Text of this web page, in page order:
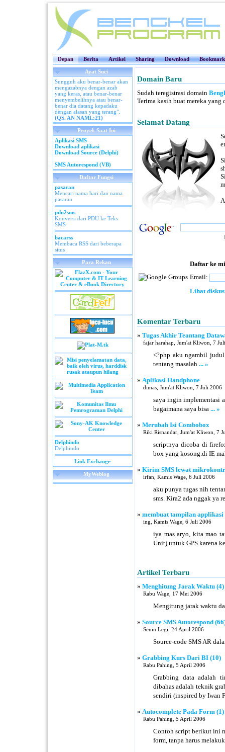
Depan Berita Artikel Sharing Download Bookmark
Ayat Suci
Sungguh aku benar-benar akan
mengazabnya dengan azab
yang keras, atau benar-benar
menyembelihnya atau benar-
benar dia datang kepadaku
dengan alasan yang terang".
(QS. AN NAML:21)
Proyek Saat Ini
Aplikasi SMS
Download aplikasi
Download Source (Delphi)
SMS Autorespond (VB)
Daftar Fungsi
pasaran
Mencari nama hari dan nama
pasaran
pdu2sms
Konversi dari PDU ke Teks
SMS
bacarss
Membaca RSS dari beberapa
situs
Para Rekan
Delphindo
Delphindo
Link Exchange
MyWeblog
Domain Baru
Sudah teregistrasi domain
Terima kasih buat mereka yang
Selamat Datang
Daftar ke
Email:
Lihat
Komentar Terbaru
» Tugas Akhir Teantang
fajar harahap, Jum'at Kliwon, 7
<?php aku ngambil
tentang masalah ... »
» Aplikasi Handphone
dimas, Jum'at Kliwon, 7 Juli 2006
saya ingin implementasi
bagaimana saya bisa ... »
» Merubah Isi Combobox
Riki Risnandar, Jum'at Kliwon, 7
scriptnya dicoba di
box yang kosong.di IE
» Kirim SMS lewat
irfan, Kamis Wage, 6 Juli 2006
aku punya tugas nih
sms. Kira2 ada nggak ya
» membuat tampilan
ing, Kamis Wage, 6 Juli 2006
iya mas aryo, kita mao
Unit) untuk GPS karena
Artikel Terbaru
» Menghitung Jarak Waktu (4)
Rabu Wage, 17 Mei 2006
Mengitung jarak waktu
» Source SMS Autorespond
Senin Legi, 24 April 2006
Source-code SMS AR
» Grabbing Kurs Dari BI (10)
Rabu Pahing, 5 April 2006
Grabbing data adalah
dibahas adalah teknik
sendiri (inspired by Iwan
» Autocomplete Pada Form (1)
Rabu Pahing, 5 April 2006
Contoh script berikut ini
form, tanpa harus